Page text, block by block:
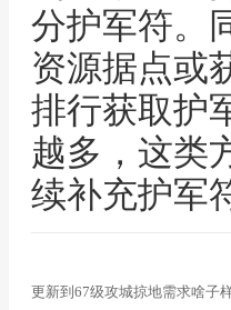
分护军符。
资源据点或
排行获取护
越多，这类
续补充护军
更新到67级攻城掠地需求啥子